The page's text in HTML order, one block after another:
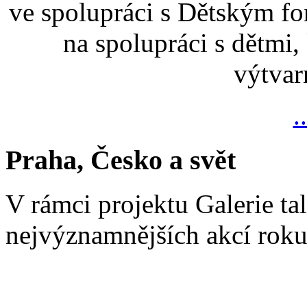
ve spolupráci s Dětským
na spolupráci s
Praha, Česko a svět
V rámci projektu Galerie
nejvýznamnějších akcí